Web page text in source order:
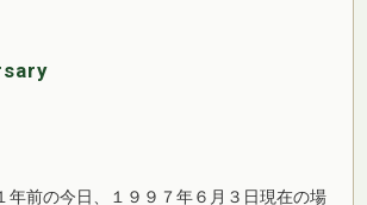
年前の今日、１９９７年６月３日現在の場